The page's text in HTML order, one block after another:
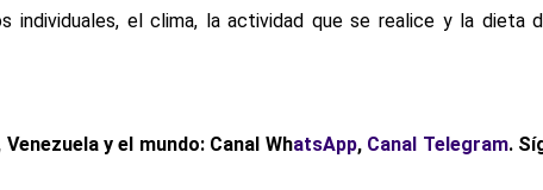
el clima, la actividad que se realice y la dieta
y el mundo: Canal WhatsApp, Canal Telegram.